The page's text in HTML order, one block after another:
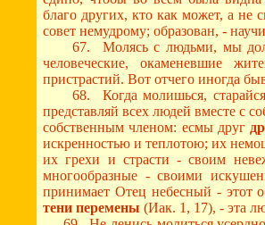
благо других, кто как может, а
совет немудрому; образован, -
67. Молясь с людьми, мы
человеческие, окаменевшие
пристрастий. Вот отчего иногда
68. Когда молишься, старайся
представляй всех людей вместе с
собственным членом: есмы друг
искренностью и теплотою; их
их грехи и страсти - своим
многообразные - своими
принимает Отец небесный - этот
тени перемены (Иак. 1, 17), - эта